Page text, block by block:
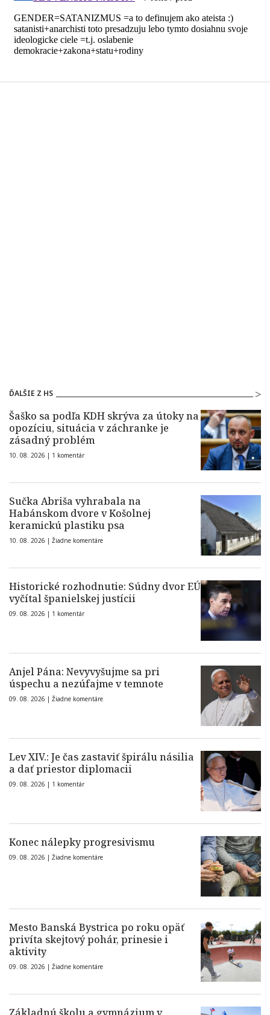
ĎALŠIE Z HS
Šaško sa podľa KDH skrýva za útoky na
opozíciu, situácia v záchranke je
zásadný problém
10. 08. 2026 | 1 komentár
Sučka Abriša vyhrabala na
Habánskom dvore v Košolnej
keramickú plastiku psa
10. 08. 2026 | Žiadne komentáre
Historické rozhodnutie: Súdny dvor EÚ
vyčítal španielskej justícii
09. 08. 2026 | 1 komentár
Anjel Pána: Nevyvyšujme sa pri
úspechu a nezúfajme v temnote
09. 08. 2026 | Žiadne komentáre
Lev XIV.: Je čas zastaviť špirálu násilia
a dať priestor diplomacii
09. 08. 2026 | 1 komentár
Konec nálepky progresivismu
09. 08. 2026 | Žiadne komentáre
Mesto Banská Bystrica po roku opäť
privíta skejtový pohár, prinesie i
aktivity
09. 08. 2026 | Žiadne komentáre